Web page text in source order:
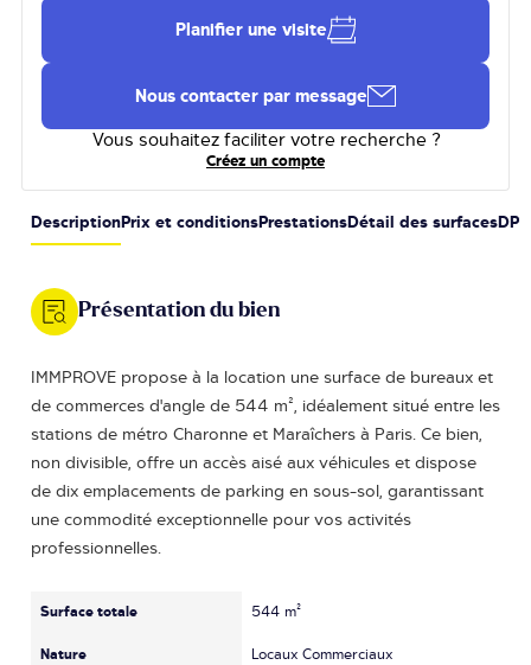
Planifier une visite
Nous contacter par message
Vous souhaitez faciliter votre recherche ?
Créez un compte
Description Prix et conditions Prestations Détail des surfaces DPE
Présentation du bien
IMMPROVE propose à la location une surface de bureaux et
de commerces d'angle de 544 m², idéalement situé entre les
stations de métro Charonne et Maraîchers à Paris. Ce bien,
non divisible, offre un accès aisé aux véhicules et dispose
de dix emplacements de parking en sous-sol, garantissant
une commodité exceptionnelle pour vos activités
professionnelles.
Surface totale
Nature
544 m²
Locaux Commerciaux